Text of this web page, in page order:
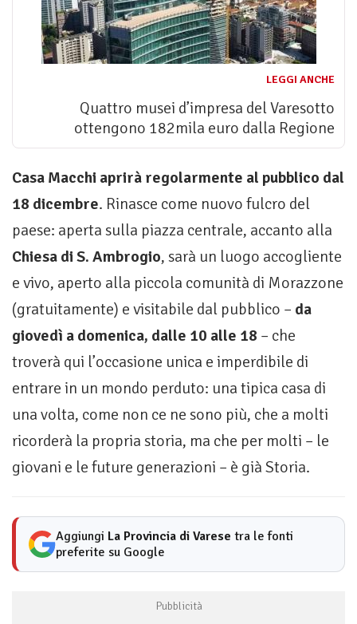
LEGGI ANCHE
Quattro musei d’impresa del Varesotto
ottengono 182mila euro dalla Regione
Casa Macchi aprirà regolarmente al pubblico dal
18 dicembre. Rinasce come nuovo fulcro del
paese: aperta sulla piazza centrale, accanto alla
Chiesa di S. Ambrogio, sarà un luogo accogliente
e vivo, aperto alla piccola comunità di Morazzone
(gratuitamente) e visitabile dal pubblico – da
giovedì a domenica, dalle 10 alle 18 – che
troverà qui l’occasione unica e imperdibile di
entrare in un mondo perduto: una tipica casa di
una volta, come non ce ne sono più, che a molti
ricorderà la propria storia, ma che per molti – le
giovani e le future generazioni – è già Storia.
Aggiungi La Provincia di Varese tra le fonti
preferite su Google